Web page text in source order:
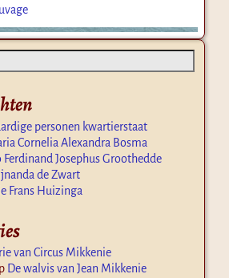
personen kwartierstaat
Cornelia Alexandra Bosma
Josephus Groothedde
de Zwart
Frans Huizinga
van Circus Mikkenie
De walvis van Jean Mikkenie